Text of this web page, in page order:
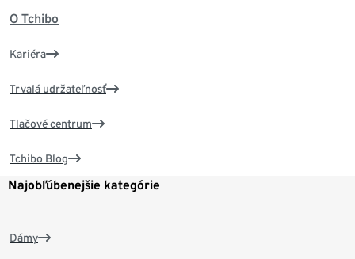
O Tchibo
Kariéra
Trvalá udržateľnosť
Tlačové centrum
Tchibo Blog
Najobľúbenejšie kategórie
Dámy